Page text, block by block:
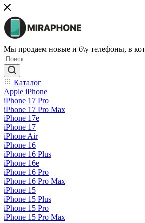
Мы продаем новые и б\у телефоны, в
Каталог
Apple iPhone
iPhone 17 Pro
iPhone 17 Pro Max
iPhone 17e
iPhone 17
iPhone Air
iPhone 16
iPhone 16 Plus
iPhone 16e
iPhone 16 Pro
iPhone 16 Pro Max
iPhone 15
iPhone 15 Plus
iPhone 15 Pro
iPhone 15 Pro Max